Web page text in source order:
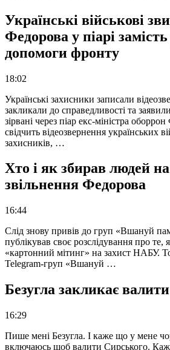
Українські військові
Федорова у піарі
допомоги фронту
18:02
Українські захисники записали
закликали до справедливості та
зірвані через піар екс-міністра
свідчить відеозвернення українських
захисників, …
Хто і як збирав людей
звільнення Федорова
16:44
Слід знову привів до груп «Вшануй
публікував своє розслідування про те,
«картонний мітинг» на захист НАБУ.
Telegram-груп «Вшануй …
Безугла закликає
16:29
Пише мені Безугла. І каже що у мене
включаюсь щоб валити Сирського.